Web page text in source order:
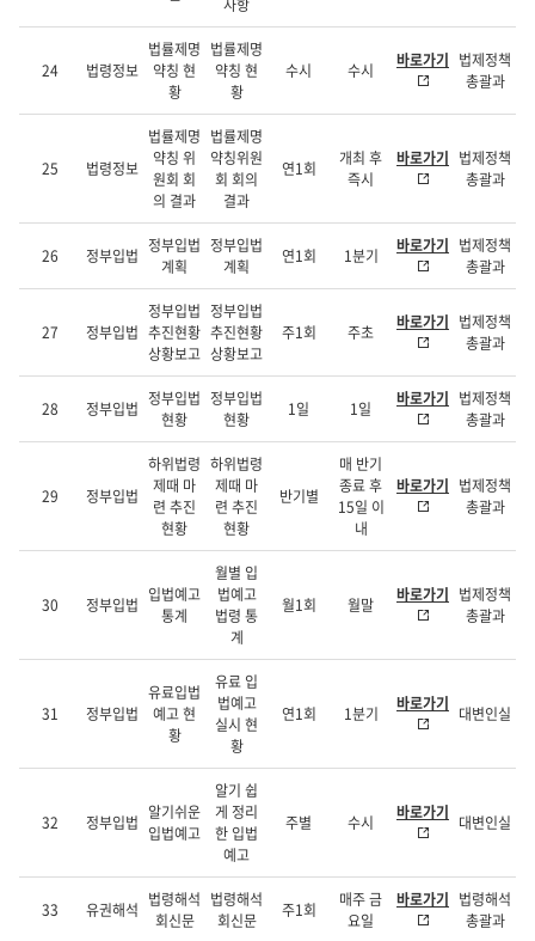
24 법령정보
법률제명
약칭 현
황
법률제명
약칭 현
황
수시 수시 바로가기 법제정책
총괄과
25 법령정보
법률제명
약칭 위
원회 회
의 결과
법률제명
약칭위원
회 회의
결과
연1회
개최 후
즉시
바로가기 법제정책
총괄과
26 정부입법 정부입법
계획
정부입법
계획
연1회 1분기 바로가기 법제정책
총괄과
27 정부입법
정부입법
추진현황
상황보고
정부입법
추진현황
상황보고
주1회 주초 바로가기 법제정책
총괄과
28 정부입법 정부입법
현황
정부입법
현황
1일 1일 바로가기 법제정책
총괄과
29 정부입법
하위법령
제때 마
련 추진
현황
하위법령
제때 마
련 추진
현황
반기별
매 반기
종료 후
15일 이
내
바로가기 법제정책
총괄과
30 정부입법 입법예고
통계
월별 입
법예고
법령 통
계
월1회 월말 바로가기 법제정책
총괄과
31 정부입법
유료입법
예고 현
황
유료 입
법예고
실시 현
황
연1회 1분기 바로가기 대변인실
32 정부입법 알기쉬운
입법예고
알기 쉽
게 정리
한 입법
예고
주별 수시 바로가기 대변인실
33 유권해석 법령해석
회신문
법령해석
회신문
주1회
매주 금
요일
바로가기 법령해석
총괄과